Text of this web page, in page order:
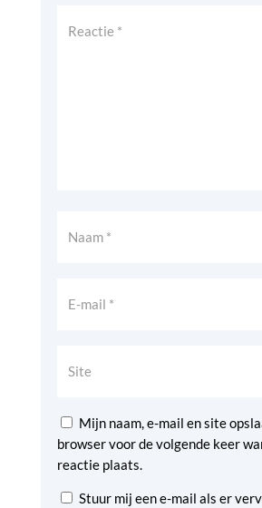
Mijn naam, e-mail en site
browser voor de volgende keer
reactie plaats.
Stuur mij een e-mail als er